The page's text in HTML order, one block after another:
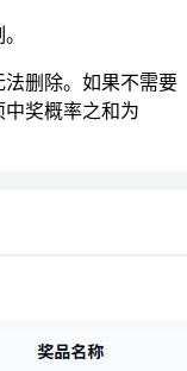
法删除。如果不需要
奖概率之和为